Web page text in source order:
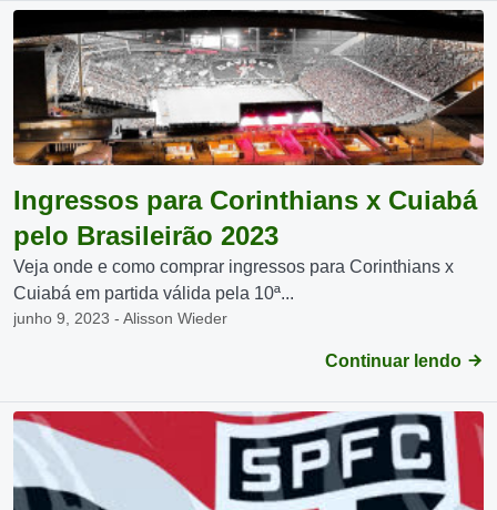
Ingressos para Corinthians x Cuiabá
pelo Brasileirão 2023
Veja onde e como comprar ingressos para Corinthians x
Cuiabá em partida válida pela 10ª...
junho 9, 2023 - Alisson Wieder
Continuar lendo